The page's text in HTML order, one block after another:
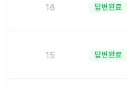
16 답변완료
15 답변완료